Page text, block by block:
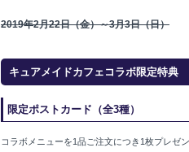
2019年2月22日（金）～3月3日（日）
キュアメイドカフェコラボ限定特典
限定ポストカード（全3種）
コラボメニューを1品ご注文につき1枚プレゼ